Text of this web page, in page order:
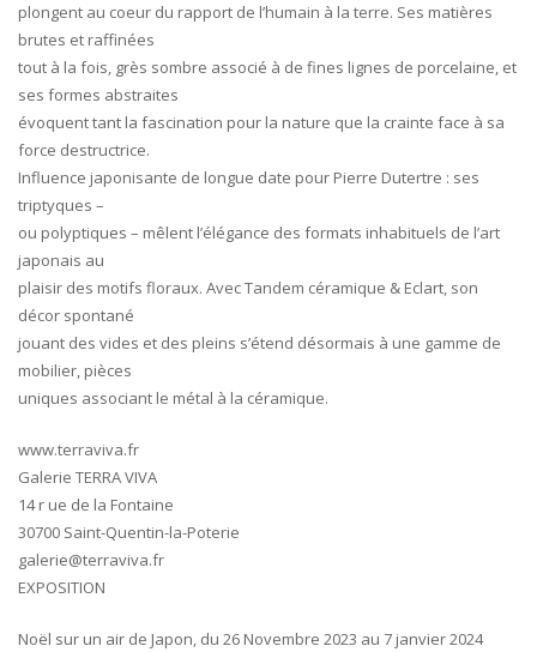
plongent au coeur du rapport de l’humain à la terre. Ses matières
brutes et raffinées
tout à la fois, grès sombre associé à de fines lignes de porcelaine, et
ses formes abstraites
évoquent tant la fascination pour la nature que la crainte face à sa
force destructrice.
Influence japonisante de longue date pour Pierre Dutertre : ses
triptyques –
ou polyptiques – mêlent l’élégance des formats inhabituels de l’art
japonais au
plaisir des motifs floraux. Avec Tandem céramique & Eclart, son
décor spontané
jouant des vides et des pleins s’étend désormais à une gamme de
mobilier, pièces
uniques associant le métal à la céramique.
www.terraviva.fr
Galerie TERRA VIVA
14 r ue de la Fontaine
30700 Saint-Quentin-la-Poterie
galerie@terraviva.fr
EXPOSITION
Noël sur un air de Japon, du 26 Novembre 2023 au 7 janvier 2024